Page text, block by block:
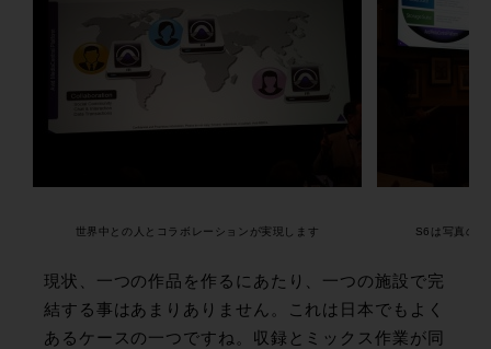
世界中との人とコラボレーションが実現します S6は写真の
現状、一つの作品を作るにあたり、一つの施設で完
結する事はあまりありません。これは日本でもよく
あるケースの一つですね。収録とミックス作業が同